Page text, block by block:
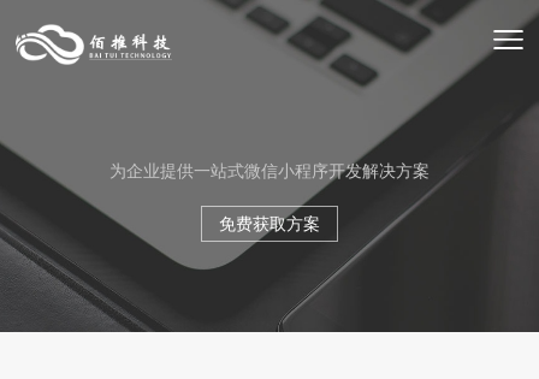
为企业提供一站式微信小程序开发解决方案
免费获取方案